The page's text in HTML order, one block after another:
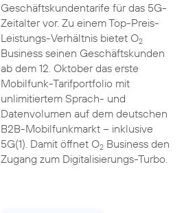
Geschäftskundentarife für das 5G-
Zeitalter vor. Zu einem Top-Preis-
Leistungs-Verhältnis bietet O2
Business seinen Geschäftskunden
ab dem 12. Oktober das erste
Mobilfunk-Tarifportfolio mit
unlimitiertem Sprach- und
Datenvolumen auf dem deutschen
B2B-Mobilfunkmarkt – inklusive
5G(1). Damit öffnet O2Business den
Zugang zum Digitalisierungs-Turbo.